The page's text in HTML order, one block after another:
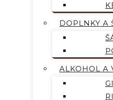
DOPLNKY A
ALKOHOL A